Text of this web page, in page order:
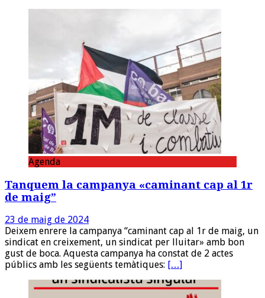
Agenda
Tanquem la campanya «caminant cap al 1r
de maig”
23 de maig de 2024
Deixem enrere la campanya “caminant cap al 1r de maig, un
sindicat en creixement, un sindicat per lluitar» amb bon
gust de boca. Aquesta campanya ha constat de 2 actes
públics amb les següents temàtiques: […]